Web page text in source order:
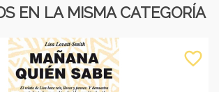
EN LA MISMA CATEGORÍA
favorite_border